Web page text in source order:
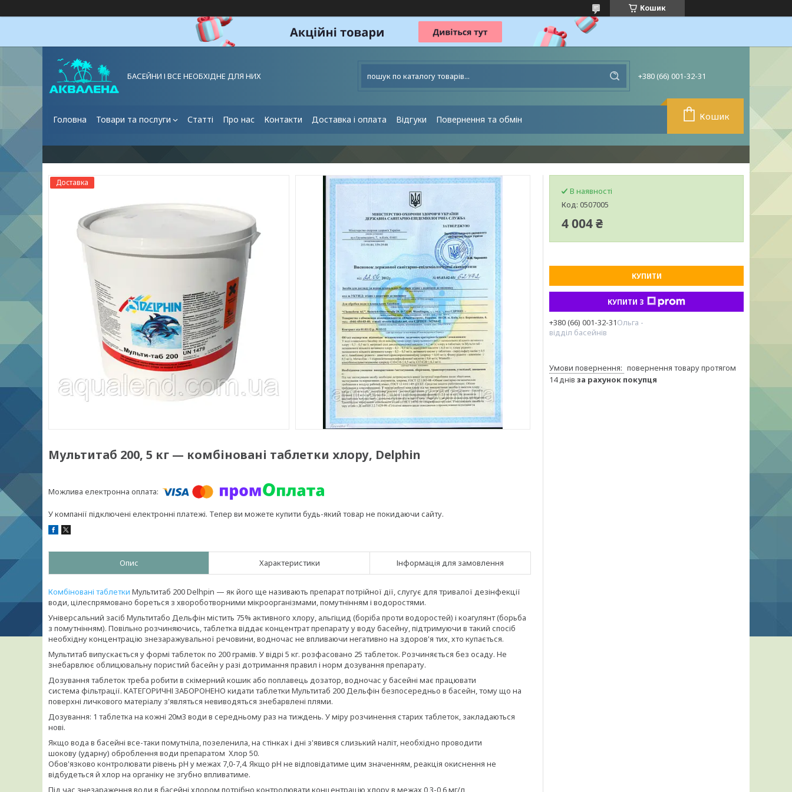
Кошик
БАСЕЙНИ І ВСЕ НЕОБХІДНЕ ДЛЯ НИХ +380 (66) 001-32-31
Головна Товари та послуги Статті Про нас Контакти Доставка і оплата Відгуки Повернення та обмін Кошик
Доставка
Мультитаб 200, 5 кг — комбіновані таблетки хлору, Delphin
У компанії підключені електронні платежі. Тепер ви можете купити будь-який товар не покидаючи сайту.
Опис Характеристики Інформація для замовлення
Комбіновані таблетки Мультитаб 200 Delhpin — як його ще називають препарат потрійної дії, слугує для тривалої дезінфекції
води, цілеспрямовано бореться з хвороботворними мікроорганізмами, помутнінням і водоростями.
Універсальний засіб Мультитабо Дельфін містить 75% активного хлору, альгіцид (боріба проти водоростей) і коагулянт (борьба
з помутнінням). Повільно розчиняючись, таблетка віддає концентрат препарату у воду басейну, підтримуючи в такий спосіб
необхідну концентрацію знезаражувальної речовини, водночас не впливаючи негативно на здоров'я тих, хто купається.
Мультитаб випускається у формі таблеток по 200 грамів. У відрі 5 кг. розфасовано 25 таблеток. Розчиняється без осаду. Не
знебарвлює облицювальну пористий басейн у разі дотримання правил і норм дозування препарату.
Дозування таблеток треба робити в скімерний кошик або поплавець дозатор, водночас у басейні має працювати
система фільтрації. КАТЕГОРИЧНІ ЗАБОРОНЕНО кидати таблетки Мультитаб 200 Дельфін безпосередньо в басейн, тому що на
поверхні личкового матеріалу з'являться невиводяться знебарвлені плями.
Дозування: 1 таблетка на кожні 20м3 води в середньому раз на тиждень. У міру розчинення старих таблеток, закладаються
нові.
Якщо вода в басейні все-таки помутніла, позеленила, на стінках і дні з'явився слизький наліт, необхідно проводити
шокову (ударну) оброблення води препаратом Хлор 50.
Обов'язково контролювати рівень pH у межах 7,0-7,4. Якщо pH не відповідатиме цим значенням, реакція окиснення не
відбудеться й хлор на органіку не згубно впливатиме.
Під час знезараження води в басейні хлором потрібно контролювати концентрацію хлору в межах 0,3-0,6 мг/л
В наявності
Код: 0507005
4 004 ₴
КУПИТИ
КУПИТИ З
+380 (66) 001-32-31Ольга -
відділ басейнів
повернення товару протягом
14 днів за рахунок покупця